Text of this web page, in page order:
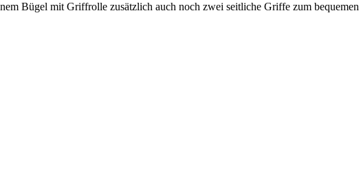
Bügel mit Griffrolle zusätzlich auch noch zwei seitliche Griffe zum bequemen